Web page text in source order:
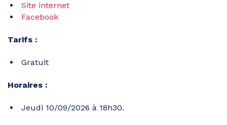
Site internet
Facebook
Tarifs :
Gratuit
Horaires :
Jeudi 10/09/2026 à 18h30.